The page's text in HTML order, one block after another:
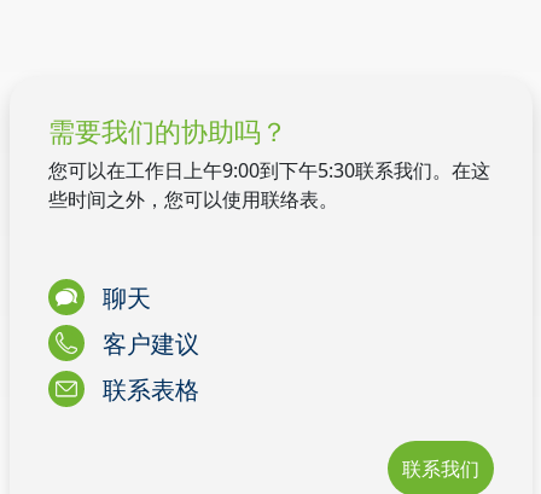
需要我们的协助吗？
您可以在工作日上午9:00到下午5:30联系我们。在这
些时间之外，您可以使用联络表。
聊天
客户建议
联系表格
联系我们